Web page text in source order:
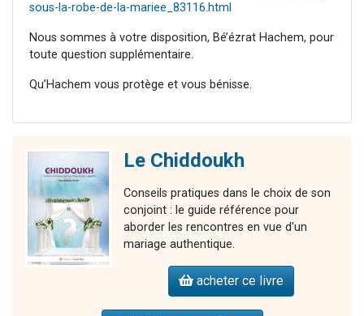
sous-la-robe-de-la-mariee_83116.html
Nous sommes à votre disposition, Bé’ézrat Hachem, pour
toute question supplémentaire.
Qu’Hachem vous protège et vous bénisse.
Le Chiddoukh
Conseils pratiques dans le choix de son
conjoint : le guide référence pour
aborder les rencontres en vue d'un
mariage authentique.
acheter ce livre